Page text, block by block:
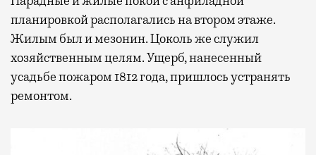
планировкой располагались на втором этаже.
Жилым был и мезонин. Цоколь же служил
хозяйственным целям. Ущерб, нанесенный
усадьбе пожаром 1812 года, пришлось устранять
ремонтом.